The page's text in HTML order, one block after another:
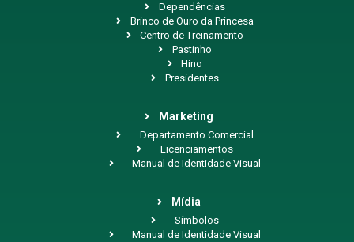
Dependências
Brinco de Ouro da Princesa
Centro de Treinamento
Pastinho
Hino
Presidentes
Marketing
Departamento Comercial
Licenciamentos
Manual de Identidade Visual
Mídia
Símbolos
Manual de Identidade Visual